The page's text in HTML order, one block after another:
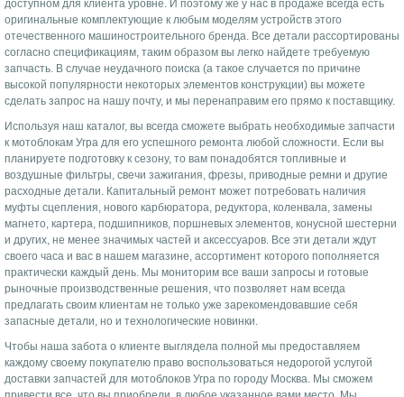
доступном для клиента уровне. И поэтому же у нас в продаже всегда есть
оригинальные комплектующие к любым моделям устройств этого
отечественного машиностроительного бренда. Все детали рассортированы
согласно спецификациям, таким образом вы легко найдете требуемую
запчасть. В случае неудачного поиска (а такое случается по причине
высокой популярности некоторых элементов конструкции) вы можете
сделать запрос на нашу почту, и мы перенаправим его прямо к поставщику.
Используя наш каталог, вы всегда сможете выбрать необходимые запчасти
к мотоблокам Угра для его успешного ремонта любой сложности. Если вы
планируете подготовку к сезону, то вам понадобятся топливные и
воздушные фильтры, свечи зажигания, фрезы, приводные ремни и другие
расходные детали. Капитальный ремонт может потребовать наличия
муфты сцепления, нового карбюратора, редуктора, коленвала, замены
магнето, картера, подшипников, поршневых элементов, конусной шестерни
и других, не менее значимых частей и аксессуаров. Все эти детали ждут
своего часа и вас в нашем магазине, ассортимент которого пополняется
практически каждый день. Мы мониторим все ваши запросы и готовые
рыночные производственные решения, что позволяет нам всегда
предлагать своим клиентам не только уже зарекомендовавшие себя
запасные детали, но и технологические новинки.
Чтобы наша забота о клиенте выглядела полной мы предоставляем
каждому своему покупателю право воспользоваться недорогой услугой
доставки запчастей для мотоблоков Угра по городу Москва. Мы сможем